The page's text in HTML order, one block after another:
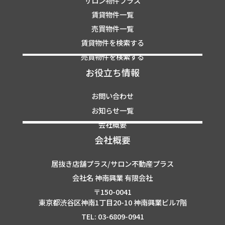
賃貸物件一覧
売買物件一覧
賃貸物件を検索する
売買物件を検索する
お役立ち情報
お問い合わせ
お知らせ一覧
会社概要
会社概要
居抜き店舗プラス/サロン不動産プラス
会社名 神南興業 有限会社
〒150-0041
東京都渋谷区神南1丁目20-10 神南興業ビル7階
TEL: 03-6809-0941